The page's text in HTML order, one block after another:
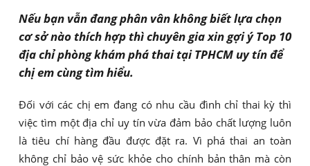
Nếu bạn vẫn đang phân vân không biết lựa chọn
cơ sở nào thích hợp thì chuyên gia xin gợi ý Top 10
địa chỉ phòng khám phá thai tại TPHCM uy tín để
chị em cùng tìm hiểu.
Đối với các chị em đang có nhu cầu đình chỉ thai kỳ thì
việc tìm một địa chỉ uy tín vừa đảm bảo chất lượng luôn
là tiêu chí hàng đầu được đặt ra. Vì phá thai an toàn
không chỉ bảo vệ sức khỏe cho chính bản thân mà còn